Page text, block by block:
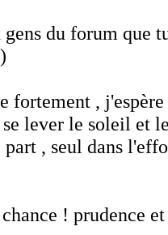
du forum que
fortement ,
lever le soleil et
, seul dans
! prudence